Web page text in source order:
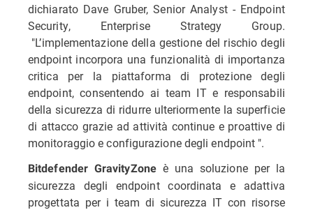
dichiarato Dave Gruber, Senior Analyst - Endpoint
Security, Enterprise Strategy Group.
"L’implementazione della gestione del rischio degli
endpoint incorpora una funzionalità di importanza
critica per la piattaforma di protezione degli
endpoint, consentendo ai team IT e responsabili
della sicurezza di ridurre ulteriormente la superficie
di attacco grazie ad attività continue e proattive di
monitoraggio e configurazione degli endpoint ".
Bitdefender GravityZoneè una soluzione per la
sicurezza degli endpoint coordinata e adattiva
progettata per i team di sicurezza IT con risorse